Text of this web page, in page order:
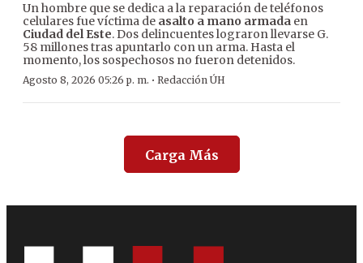
Un hombre que se dedica a la reparación de teléfonos
celulares fue víctima de asalto a mano armada en
Ciudad del Este. Dos delincuentes lograron llevarse G.
58 millones tras apuntarlo con un arma. Hasta el
momento, los sospechosos no fueron detenidos.
Agosto 8, 2026 05:26 p. m. · Redacción ÚH
Carga Más